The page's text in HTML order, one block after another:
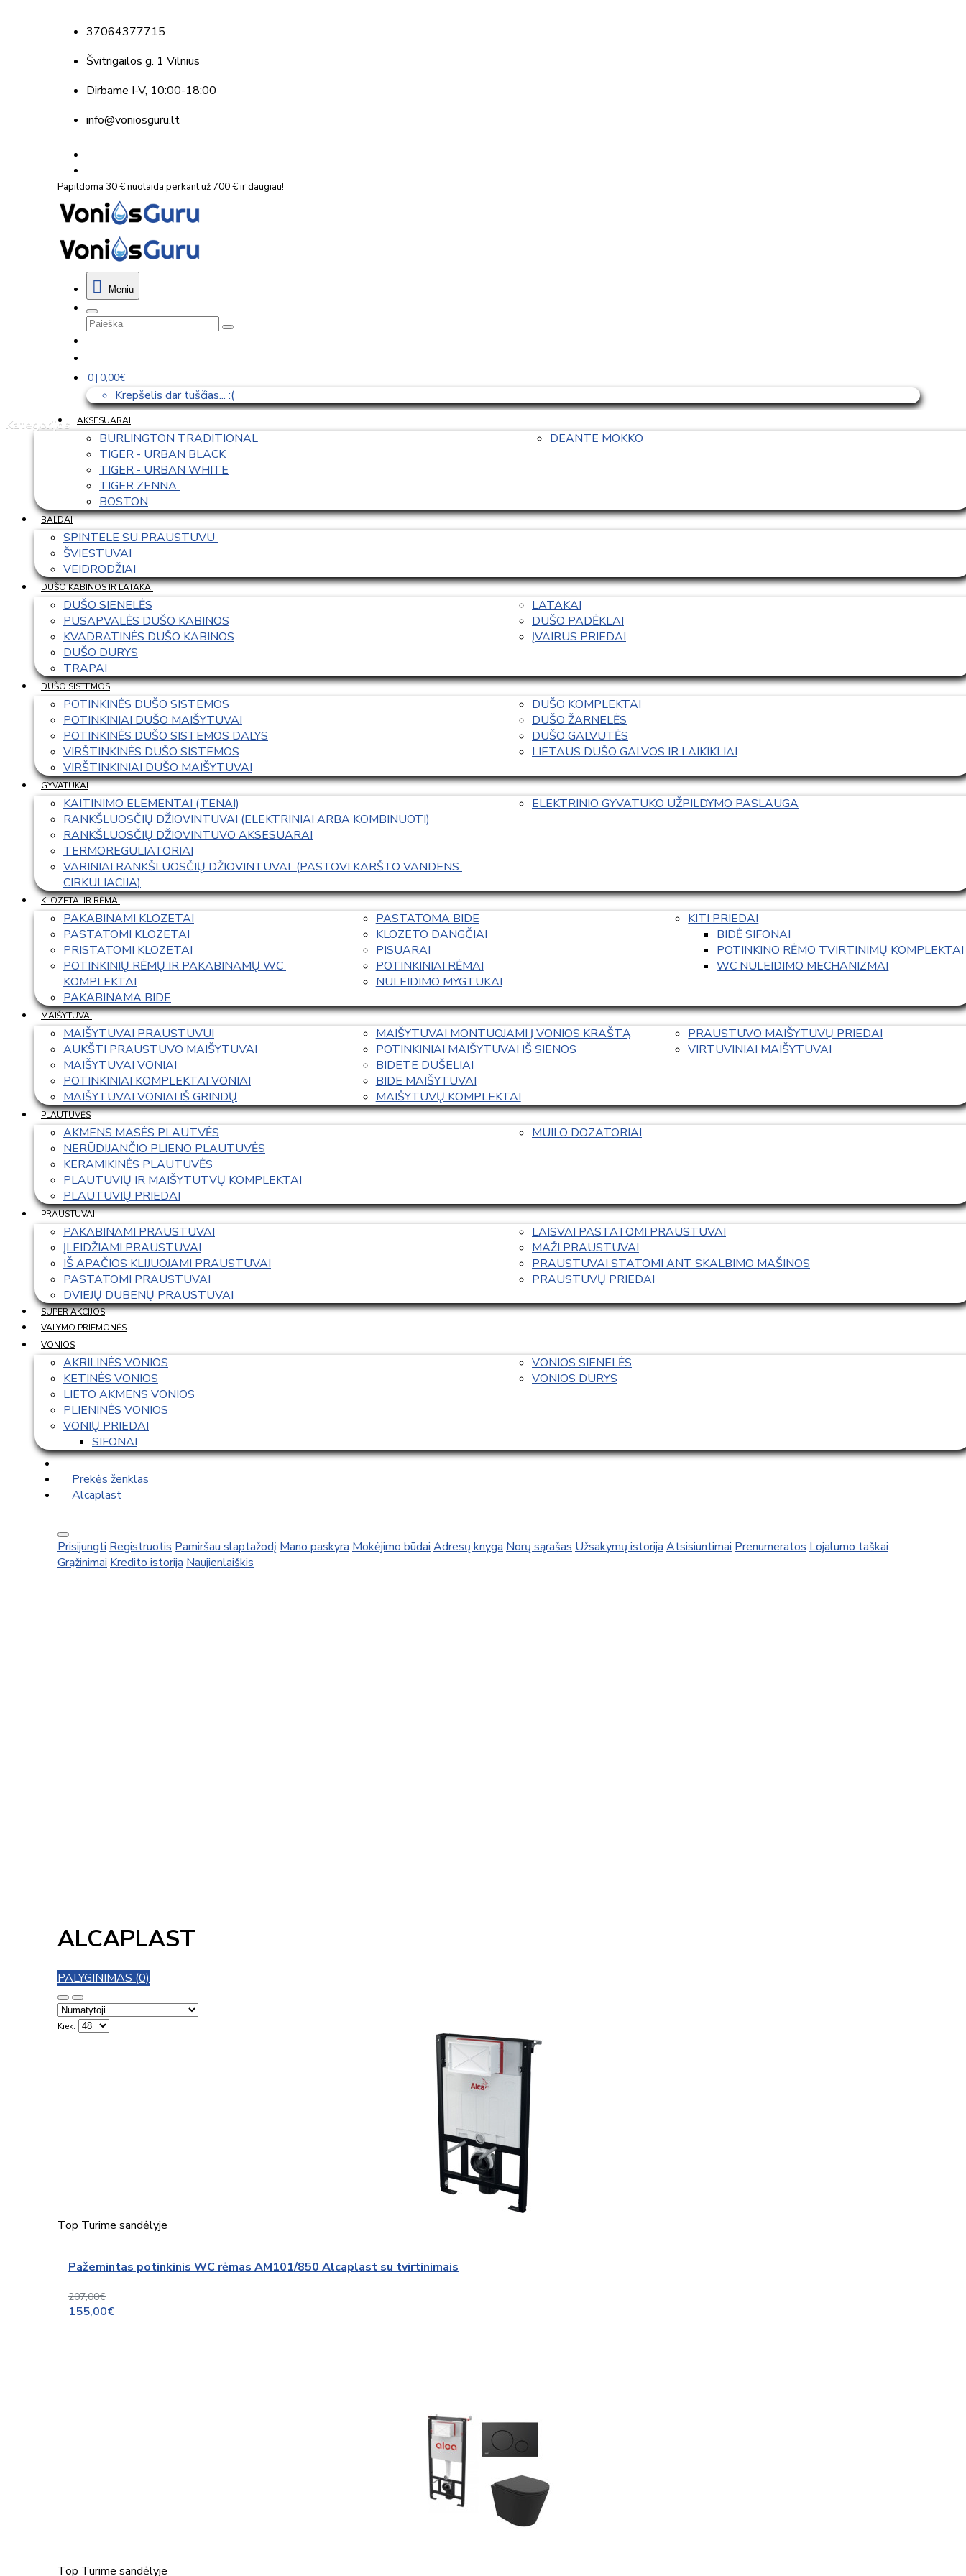
37064377715
Švitrigailos g. 1 Vilnius
Dirbame I-V, 10:00-18:00
info@voniosguru.lt
Papildoma 30 € nuolaida perkant už 700 € ir daugiau!
Meniu
0 | 0,00€
Krepšelis dar tuščias... :(
Kategorijos
AKSESUARAI
BURLINGTON TRADITIONAL
TIGER - URBAN BLACK
TIGER - URBAN WHITE
TIGER ZENNA
BOSTON
DEANTE MOKKO
BALDAI
SPINTELE SU PRAUSTUVU
ŠVIESTUVAI
VEIDRODŽIAI
DUŠO KABINOS IR LATAKAI
DUŠO SIENELĖS
PUSAPVALĖS DUŠO KABINOS
KVADRATINĖS DUŠO KABINOS
DUŠO DURYS
TRAPAI
LATAKAI
DUŠO PADĖKLAI
ĮVAIRUS PRIEDAI
DUŠO SISTEMOS
POTINKINĖS DUŠO SISTEMOS
POTINKINIAI DUŠO MAIŠYTUVAI
POTINKINĖS DUŠO SISTEMOS DALYS
VIRŠTINKINĖS DUŠO SISTEMOS
VIRŠTINKINIAI DUŠO MAIŠYTUVAI
DUŠO KOMPLEKTAI
DUŠO ŽARNELĖS
DUŠO GALVUTĖS
LIETAUS DUŠO GALVOS IR LAIKIKLIAI
GYVATUKAI
KAITINIMO ELEMENTAI (TENAI)
RANKŠLUOSČIŲ DŽIOVINTUVAI (ELEKTRINIAI ARBA KOMBINUOTI)
RANKŠLUOSČIŲ DŽIOVINTUVO AKSESUARAI
TERMOREGULIATORIAI
VARINIAI RANKŠLUOSČIŲ DŽIOVINTUVAI  (PASTOVI KARŠTO VANDENS
CIRKULIACIJA)
ELEKTRINIO GYVATUKO UŽPILDYMO PASLAUGA
KLOZETAI IR RĖMAI
PAKABINAMI KLOZETAI
PASTATOMI KLOZETAI
PRISTATOMI KLOZETAI
POTINKINIŲ RĖMŲ IR PAKABINAMŲ WC
KOMPLEKTAI
PAKABINAMA BIDE
PASTATOMA BIDE
KLOZETO DANGČIAI
PISUARAI
POTINKINIAI RĖMAI
NULEIDIMO MYGTUKAI
KITI PRIEDAI
BIDĖ SIFONAI
POTINKINO RĖMO TVIRTINIMŲ KOMPLEKTAI
WC NULEIDIMO MECHANIZMAI
MAIŠYTUVAI
MAIŠYTUVAI PRAUSTUVUI
AUKŠTI PRAUSTUVO MAIŠYTUVAI
MAIŠYTUVAI VONIAI
POTINKINIAI KOMPLEKTAI VONIAI
MAIŠYTUVAI VONIAI IŠ GRINDŲ
MAIŠYTUVAI MONTUOJAMI Į VONIOS KRAŠTĄ
POTINKINIAI MAIŠYTUVAI IŠ SIENOS
BIDETE DUŠELIAI
BIDE MAIŠYTUVAI
MAIŠYTUVŲ KOMPLEKTAI
PRAUSTUVO MAIŠYTUVŲ PRIEDAI
VIRTUVINIAI MAIŠYTUVAI
PLAUTUVĖS
AKMENS MASĖS PLAUTVĖS
NERŪDIJANČIO PLIENO PLAUTUVĖS
KERAMIKINĖS PLAUTUVĖS
PLAUTUVIŲ IR MAIŠYTUTVŲ KOMPLEKTAI
PLAUTUVIŲ PRIEDAI
MUILO DOZATORIAI
PRAUSTUVAI
PAKABINAMI PRAUSTUVAI
ĮLEIDŽIAMI PRAUSTUVAI
IŠ APAČIOS KLIJUOJAMI PRAUSTUVAI
PASTATOMI PRAUSTUVAI
DVIEJŲ DUBENŲ PRAUSTUVAI
LAISVAI PASTATOMI PRAUSTUVAI
MAŽI PRAUSTUVAI
PRAUSTUVAI STATOMI ANT SKALBIMO MAŠINOS
PRAUSTUVŲ PRIEDAI
SUPER AKCIJOS
VALYMO PRIEMONĖS
VONIOS
AKRILINĖS VONIOS
KETINĖS VONIOS
LIETO AKMENS VONIOS
PLIENINĖS VONIOS
VONIŲ PRIEDAI
SIFONAI
VONIOS SIENELĖS
VONIOS DURYS
Prekės ženklas
Alcaplast
Prisijungti Registruotis Pamiršau slaptažodį Mano paskyra Mokėjimo būdai Adresų knyga Norų sąrašas Užsakymų istorija Atsisiuntimai Prenumeratos Lojalumo taškai
Grąžinimai Kredito istorija Naujienlaiškis
ALCAPLAST
PALYGINIMAS (0)
Kiek:
Top Turime sandėlyje
Pažemintas potinkinis WC rėmas AM101/850 Alcaplast su tvirtinimais
207,00€
155,00€
Top Turime sandėlyje